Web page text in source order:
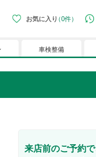
お気に入り 0件
おクルマはご
トでいつでも簡単に比
機能を有効にしてください
車検整備
来店前のご予約で